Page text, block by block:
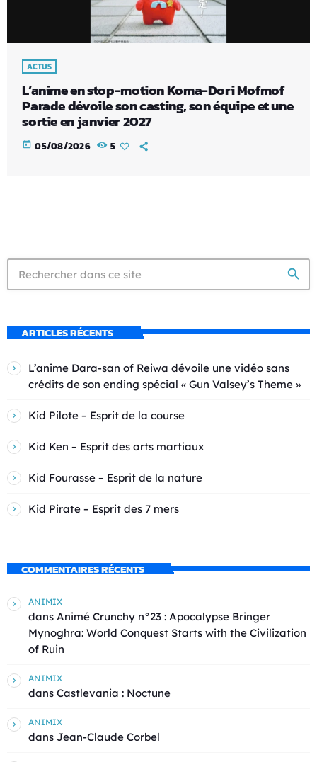
ACTUS
L’anime en stop-motion Koma-Dori Mofmof
Parade dévoile son casting, son équipe et une
sortie en janvier 2027
today 05/08/2026 5
search
ARTICLES RÉCENTS
L’anime Dara-san of Reiwa dévoile une vidéo sans
crédits de son ending spécial « Gun Valsey’s Theme »
Kid Pilote – Esprit de la course
Kid Ken – Esprit des arts martiaux
Kid Fourasse – Esprit de la nature
Kid Pirate – Esprit des 7 mers
COMMENTAIRES RÉCENTS
ANIMIX
dans Animé Crunchy n°23 : Apocalypse Bringer
Mynoghra: World Conquest Starts with the Civilization
of Ruin
ANIMIX
dans Castlevania : Noctune
ANIMIX
dans Jean-Claude Corbel